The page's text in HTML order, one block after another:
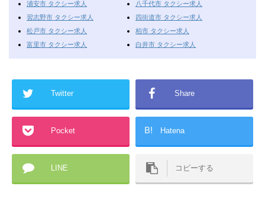
浦安市 タクシー求人
八千代市 タクシー求人
習志野市 タクシー求人
四街道市 タクシー求人
松戸市 タクシー求人
柏市 タクシー求人
富里市 タクシー求人
白井市 タクシー求人
Twitter Share
Pocket B! Hatena
LINE コピーする